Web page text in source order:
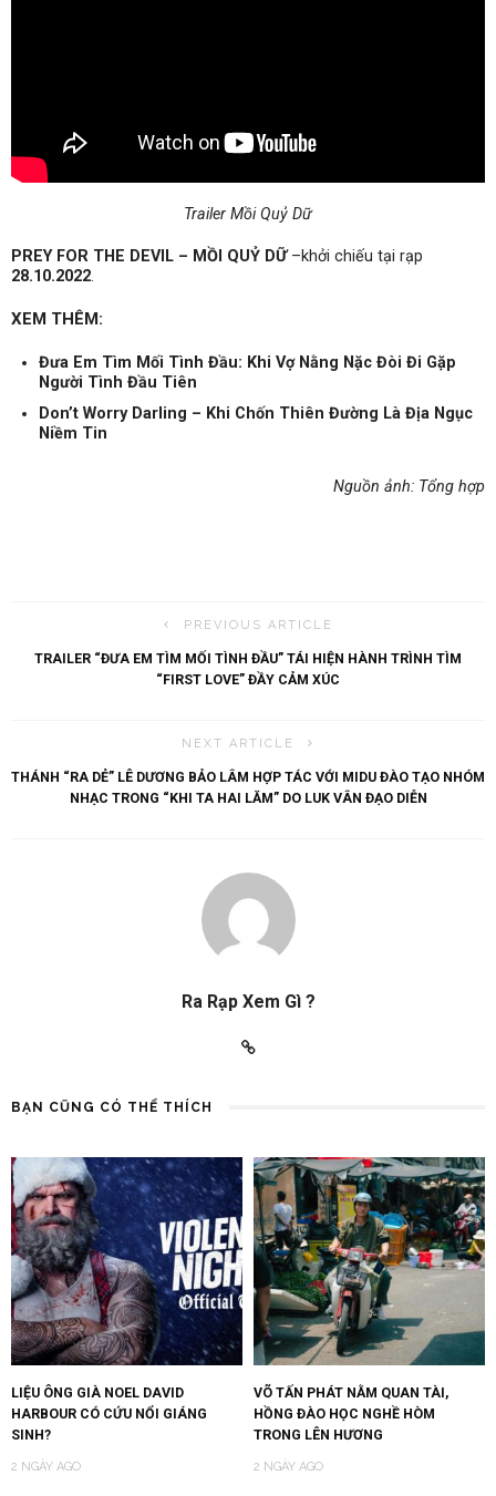
Trailer Mồi Quỷ Dữ
PREY FOR THE DEVIL – MỒI QUỶ DỮ–khởi chiếu tại rạp
28.10.2022.
XEM THÊM:
Đưa Em Tìm Mối Tình Đầu: Khi Vợ Nằng Nặc Đòi Đi Gặp
Người Tình Đầu Tiên
Don’t Worry Darling – Khi Chốn Thiên Đường Là Địa Ngục
Niềm Tin
Nguồn ảnh: Tổng hợp
PREVIOUS ARTICLE
TRAILER “ĐƯA EM TÌM MỐI TÌNH ĐẦU” TÁI HIỆN HÀNH TRÌNH TÌM
“FIRST LOVE” ĐẦY CẢM XÚC
NEXT ARTICLE
THÁNH “RA DẺ” LÊ DƯƠNG BẢO LÂM HỢP TÁC VỚI MIDU ĐÀO TẠO NHÓM
NHẠC TRONG “KHI TA HAI LĂM” DO LUK VÂN ĐẠO DIỄN
Ra Rạp Xem Gì ?
BẠN CŨNG CÓ THỂ THÍCH
LIỆU ÔNG GIÀ NOEL DAVID
HARBOUR CÓ CỨU NỔI GIÁNG
SINH?
2 NGÀY AGO
VÕ TẤN PHÁT NẰM QUAN TÀI,
HỒNG ĐÀO HỌC NGHỀ HÒM
TRONG LÊN HƯƠNG
2 NGÀY AGO